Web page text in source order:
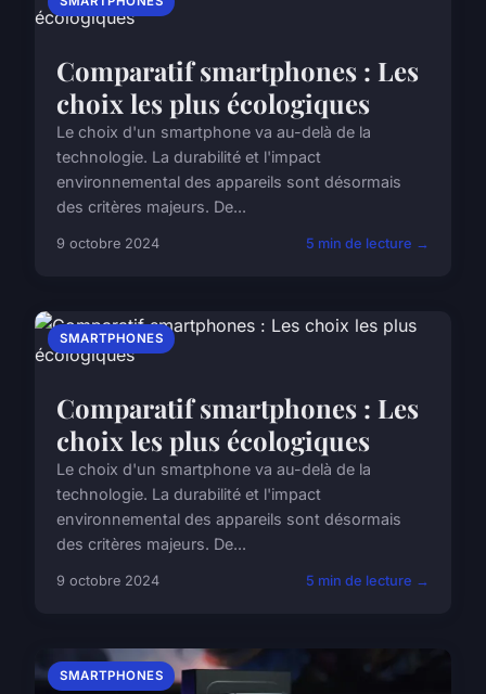
Comparatif smartphones : Les
choix les plus écologiques
Le choix d'un smartphone va au-delà de la
technologie. La durabilité et l'impact
environnemental des appareils sont désormais
des critères majeurs. De...
9 octobre 2024 5 min de lecture →
SMARTPHONES
Comparatif smartphones : Les
choix les plus écologiques
Le choix d'un smartphone va au-delà de la
technologie. La durabilité et l'impact
environnemental des appareils sont désormais
des critères majeurs. De...
9 octobre 2024 5 min de lecture →
SMARTPHONES